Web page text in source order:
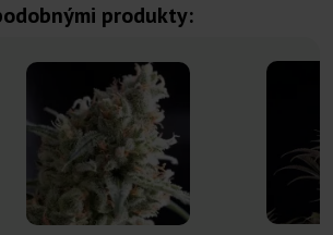
produkty: